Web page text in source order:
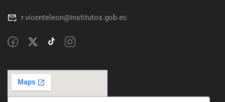
r.vicenteleon@institutos.gob.ec